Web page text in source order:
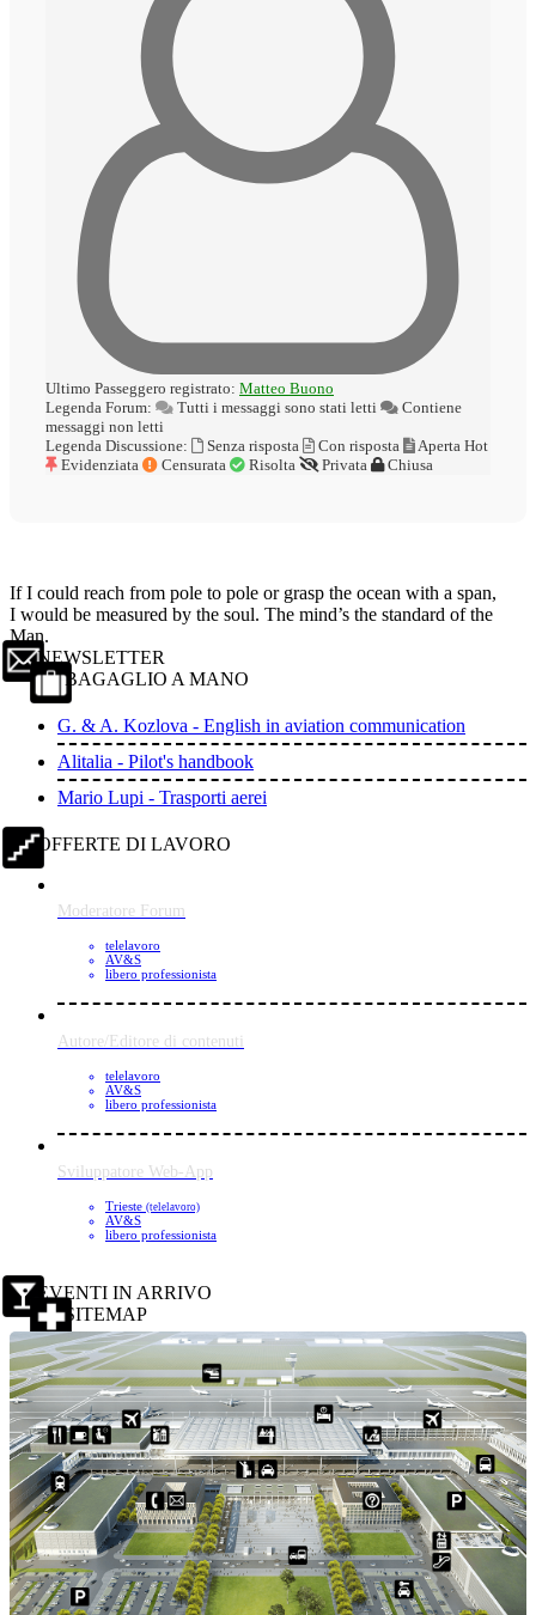
Ultimo Passeggero registrato: Matteo Buono
Legenda Forum:
Tutti i messaggi sono stati letti
Contiene
messaggi non letti
Legenda Discussione:
Senza risposta Con risposta Aperta Hot
Evidenziata
Censurata Risolta Privata Chiusa
If I could reach from pole to pole or grasp the ocean with a span,
I would be measured by the soul. The mind’s the standard of the
Man.
NEWSLETTER
BAGAGLIO A MANO
G. & A. Kozlova - English in aviation communication
Alitalia - Pilot's handbook
Mario Lupi - Trasporti aerei
OFFERTE DI LAVORO
Moderatore Forum
telelavoro
AV&S
libero professionista
Autore/Editore di contenuti
telelavoro
AV&S
libero professionista
Sviluppatore Web-App
Trieste (telelavoro)
AV&S
libero professionista
EVENTI IN ARRIVO
SITEMAP